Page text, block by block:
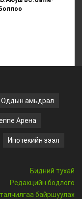
Оддын амьдрал
Арена
Ипотекийн зээл
Бидний тухай
Редакцийн бодлого
байршуулах